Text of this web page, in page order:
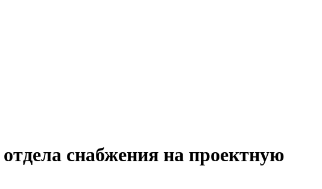
снабжения на проектную